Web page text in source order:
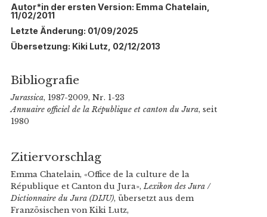
Autor*in der ersten Version: Emma Chatelain,
11/02/2011
Letzte Änderung: 01/09/2025
Übersetzung: Kiki Lutz, 02/12/2013
Bibliografie
Jurassica, 1987-2009, Nr. 1-23
Annuaire officiel de la République et canton du Jura, seit
1980
Zitiervorschlag
Emma Chatelain, «Office de la culture de la
République et Canton du Jura»,Lexikon des Jura /
Dictionnaire du Jura (DIJU), übersetzt aus dem
Französischen von Kiki Lutz,